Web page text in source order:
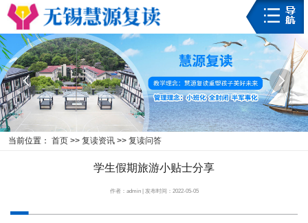
 
当前位置： 首页 >> 复读资讯 >> 复读问答
学生假期旅游小贴士分享
作者：admin | 发布时间：2022-05-05